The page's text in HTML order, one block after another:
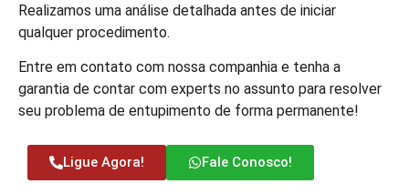
Realizamos uma análise detalhada antes de iniciar
qualquer procedimento.
Entre em contato com nossa companhia e tenha a
garantia de contar com experts no assunto para resolver
seu problema de entupimento de forma permanente!
Ligue Agora! Fale Conosco!